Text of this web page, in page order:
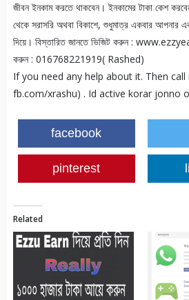
জীবন ইনকাম করতে থাকবেন। ইনকামের টাকা কেশ
থেকে সরাসরি অথবা বিকাশে, শুধুমাত্র একবার আপনার
দিয়ে। বিস্তারিত জানতে ভিজিট করুন :
করুন : 016768221919( Rashed)
If you need any help about it. Then
fb.com/xrashu) . Id active korar jonno
facebook
pinterest
Related